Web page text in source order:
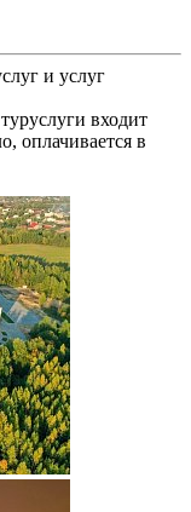
и услуг
входит
оплачивается в